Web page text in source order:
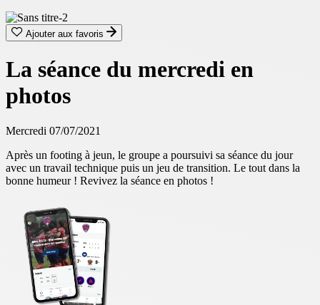
Ajouter aux favoris
La séance du mercredi en
photos
Mercredi 07/07/2021
Après un footing à jeun, le groupe a poursuivi sa séance du jour
avec un travail technique puis un jeu de transition. Le tout dans la
bonne humeur ! Revivez la séance en photos !